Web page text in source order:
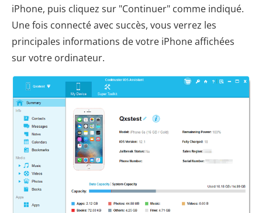
iPhone, puis cliquez sur "Continuer" comme indiqué.
Une fois connecté avec succès, vous verrez les
principales informations de votre iPhone affichées
sur votre ordinateur.